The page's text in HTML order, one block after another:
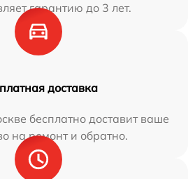
гарантию до 3 лет.
доставка
бесплатно доставит ваше
на ремонт и обратно.